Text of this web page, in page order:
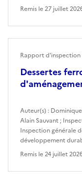
Remis le27 juillet
Dessertes
Rapport d'inspection
Auteur(s) :
Alain Sauvant ;
Inspection générale
développement
Remis le24 juillet